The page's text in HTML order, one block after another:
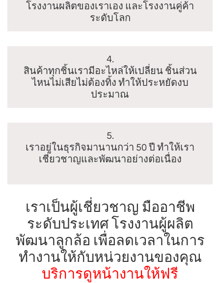
โรงงานผลิตของเราเอง และโรงงานคู่ค้า
ระดับโลก
4.
สินค้าทุกชิ้นเรามีอะไหล่ให้เปลี่ยน ชิ้นส่วน
ไหนไม่เสียไม่ต้องทิ้ง ทำให้ประหยัดงบ
ประมาณ
5.
เราอยู่ในธุรกิจมานานกว่า 50 ปี ทำให้เรา
เชี่ยวชาญและพัฒนาอย่างต่อเนื่อง
เราเป็นผู้เชี่ยวชาญ มืออาชีพ
ระดับประเทศ โรงงานผู้ผลิต
พัฒนาลูกล้อ เพื่อลดเวลาในการ
ทำงานให้กับหน่วยงานของคุณ
บริการดูหน้างานให้ฟรี